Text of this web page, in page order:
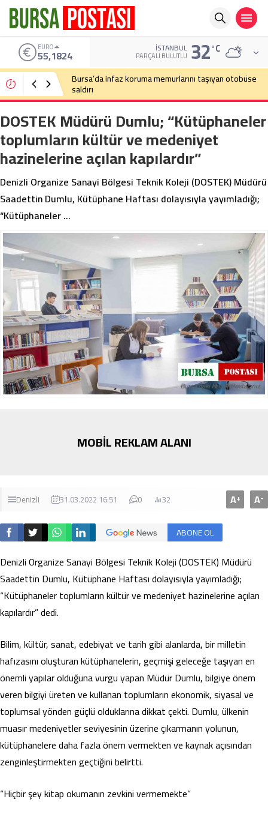
ALTIN
6.662,10 İSTANBUL
PARÇALI BULUTLU 32°C
Bursa’da cadde ortasında bıçaklı kavga
DOSTEK Müdürü Dumlu; “Kütüphaneler
toplumların kültür ve medeniyet
hazinelerine açılan kapılardır”
Denizli Organize Sanayi Bölgesi Teknik Koleji (DOSTEK) Müdürü
Saadettin Dumlu, Kütüphane Haftası dolayısıyla yayımladığı;
“Kütüphaneler …
MOBİL REKLAM ALANI
Denizli 31.03.2022 16:51 0 32 A+ A-
ABONE OL
Denizli Organize Sanayi Bölgesi Teknik Koleji (DOSTEK) Müdürü
Saadettin Dumlu, Kütüphane Haftası dolayısıyla yayımladığı;
“Kütüphaneler toplumların kültür ve medeniyet hazinelerine açılan
kapılardır” dedi.
Bilim, kültür, sanat, edebiyat ve tarih gibi alanlarda, bir milletin
hafızasını oluşturan kütüphanelerin, geçmişi geleceğe taşıyan en
önemli yapılar olduğuna vurgu yapan Müdür Dumlu, bilgiye önem
veren bilgiyi üreten ve kullanan toplumların ekonomik, siyasal ve
toplumsal yönden güçlü olduklarına dikkat çekti. Dumlu, ülkenin
muasır medeniyetler seviyesinin üzerine çıkarmanın yolunun,
kütüphanelere daha fazla önem vermekten ve kaynak açısından
zenginleştirmekten geçtiğini belirtti.
“Hiçbir şey kitap okumanın zevkini vermemekte”